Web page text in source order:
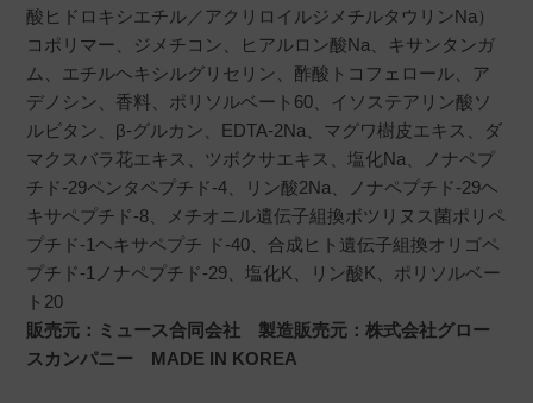
酸ヒドロキシエチル／アクリロイルジメチルタウリンNa）
コポリマー、ジメチコン、ヒアルロン酸Na、キサンタンガ
ム、エチルヘキシルグリセリン、酢酸トコフェロール、ア
デノシン、香料、ポリソルベート60、イソステアリン酸ソ
ルビタン、β-グルカン、EDTA-2Na、マグワ樹皮エキス、ダ
マクスバラ花エキス、ツボクサエキス、塩化Na、ノナペプ
チド-29ペンタペプチド-4、リン酸2Na、ノナペプチド-29ヘ
キサペプチド-8、メチオニル遺伝子組換ボツリヌス菌ポリペ
プチド-1ヘキサペプチ ド-40、合成ヒト遺伝子組換オリゴペ
プチド-1ノナペプチド-29、塩化K、リン酸K、ポリソルベー
ト20
販売元：ミュース合同会社 製造販売元：株式会社グロー
スカンパニー MADE IN KOREA